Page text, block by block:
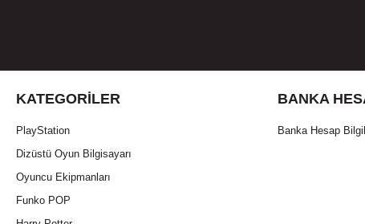
KATEGORILER
PlayStation
Dizüstü Oyun Bilgisayarı
Oyuncu Ekipmanları
Funko POP
BANKA
Banka Hesap